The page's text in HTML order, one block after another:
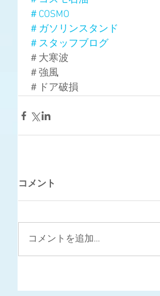
＃COSMO
＃ガソリンスタンド
＃スタッフブログ
＃大寒波
＃強風
＃ドア破損
コメント
コメントを追加…